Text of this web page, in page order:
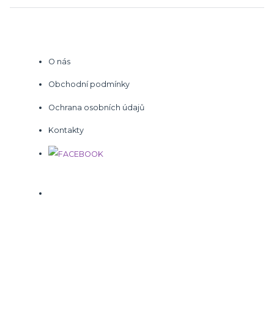
O nás
Obchodní podmínky
Ochrana osobních údajů
Kontakty